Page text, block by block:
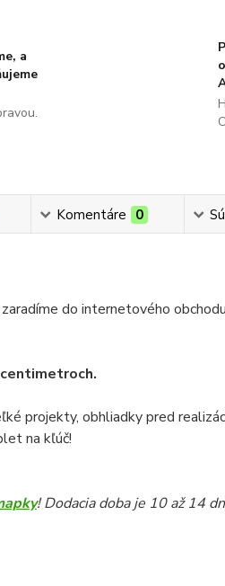
a
Komentáre 0
do internetového
projekty, obhliadky pred
na kľúč!
! Dodacia doba je 10 až 14